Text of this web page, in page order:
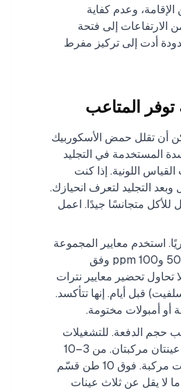
وعدم كفاية
الارتفاعات إلى فتحة
أدت إلى تركيز مفرط
المتاعب
أن تقلل حمض الأسكوربيك
المستخدمة في التجليد
اللونية. إذا كنت
وبعد التجليد لتعرف انحيازك.
للأكل متجانسًا جيدًا. اعمل
استخدم معايير المجموعة
أو حضّر معايير فحص 50 و100 ppm وفق
تحاول تحضير معايير نترات
قبل أيام. إنها تتأكسد.
أو أمبولات مختومة.
حجم الدفعة. للتشغيلات
تحت 3 طن، قد تكفي عينتان مركبتان. من 3–10
طن استخدم أربع عينات مركبة. فوق 10 طن قسّم
لا يقل عن ثلاث عينات